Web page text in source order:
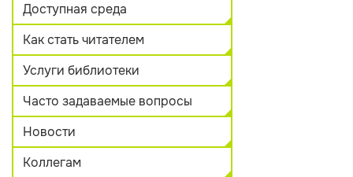
Доступная среда
Как стать читателем
Услуги библиотеки
Часто задаваемые вопросы
Новости
Коллегам